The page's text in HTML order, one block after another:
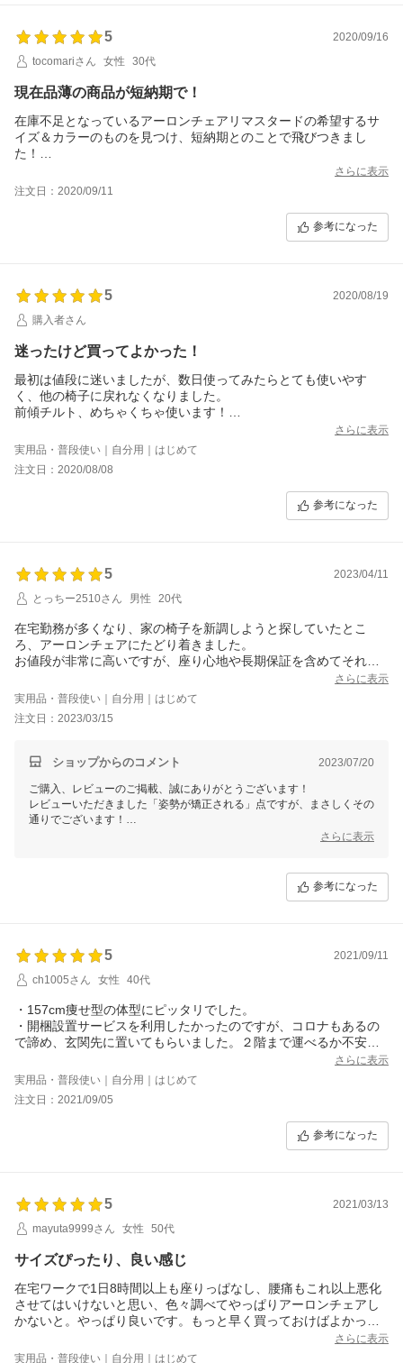
5
2020/09/16
tocomariさん
女性 30代
現在品薄の商品が短納期で！
在庫不足となっているアーロンチェアリマスタードの希望するサ
イズ＆カラーのものを見つけ、短納期とのことで飛びつきまし
た！
ときどきネットショップの在庫数をリアルタイムで反映できてい
ないお店があるため本当に商品を確保できたのか不安でお店に確
されている商品は確実に在庫があるとのことで安心しました。
また、こちらの都合による配送日の変更にも迅速にご対応くださ
百貨店を通してメーカーに確認したときには納品まで最大5か月か
かる可能性があると聞いていたので、在庫のあるものを見つけら
座り心地など品質はもちろん最高です！
これに座って頑張って働きたいと思います笑
さらに表示
注文日：2020/09/11
参考になった
5
2020/08/19
購入者さん
迷ったけど買ってよかった！
最初は値段に迷いましたが、数日使ってみたらとても使いやす
く、他の椅子に戻れなくなりました。
前傾チルト、めちゃくちゃ使います！
これがあるだけで姿勢が綺麗なまま作業できるので疲れにくくな
りました。
疲れたときはロッキングチェアにするのも良くやります。
スマホいじったりするときは肘掛を高くして、クッション入れる
他の機能ももっとうまく使えるようになればさらに快適になりそ
値段分の価値があり、とても満足です。
さらに表示
実用品・普段使い｜自分用｜はじめて
注文日：2020/08/08
参考になった
5
2023/04/11
とっちー2510さん
男性 20代
在宅勤務が多くなり、家の椅子を新調しようと探していたとこ
ろ、アーロンチェアにたどり着きました。
お値段が非常に高いですが、座り心地や長期保証を含めてそれだ
正しい姿勢で座ることを前提とした作りとなっているため、猫背
気味の私は姿勢が矯正されてちょうどいいと感じます。
一方でリクライニング用には作られていないので（背もたれを下
したほうが良いです。
さらに表示
実用品・普段使い｜自分用｜はじめて
注文日：2023/03/15
ショップからのコメント 2023/07/20
ご購入、レビューのご掲載、誠にありがとうございます！
レビューいただきました「姿勢が矯正される」点ですが、まさしくその
通りでございます！
ハーマンミラーのワークチェアは姿勢を矯正されるため、それを不快に
レスが軽減され、健康被害を予防することにも繋がります。
リクライニングにつきましても、アーロンチェアは「働くための椅子」
す。
当店はハーマンミラー正規取扱店でございますので、１２年間のメーカ
ー品質保証も付帯しております。
何か気になる点、ご不明な点などがございましたらお気軽にお問い合わ
せくださいませ。
今後とも何卒よろしくお願いいたします。
さらに表示
参考になった
5
2021/09/11
ch1005さん
女性 40代
・157cm痩せ型の体型にピッタリでした。
・開梱設置サービスを利用したかったのですが、コロナもあるの
で諦め、玄関先に置いてもらいました。２階まで運べるか不安で
・以前の椅子は、猫が飛び乗ると勢いでキャスターが転がり、猫
が転がり落ちて危険でしたが、このD1キャスターはそのようなこ
とが起こらず安心です。
さらに表示
実用品・普段使い｜自分用｜はじめて
注文日：2021/09/05
参考になった
5
2021/03/13
mayuta9999さん
女性 50代
サイズぴったり、良い感じ
在宅ワークで1日8時間以上も座りっぱなし、腰痛もこれ以上悪化
させてはいけないと思い、色々調べてやっぱりアーロンチェアし
かないと。やっぱり良いです。もっと早く買っておけばよかった
とつくづく。会社ではサイズBでちょっとフィット感がいまひとつ
と思っていたところ、サイズAぴったりで良かった。サイズ大事で
さらに表示
実用品・普段使い｜自分用｜はじめて